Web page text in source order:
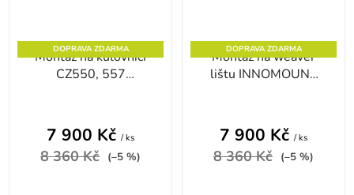
DOPRAVA ZDARMA
Montáž na kulovnici
CZ550, 557
7 900 Kč / ks
8 360 Kč (–5 %)
DOPRAVA ZDARMA
Montáž na weaver
lištu INNOMOUNT
7 900 Kč / ks
8 360 Kč (–5 %)